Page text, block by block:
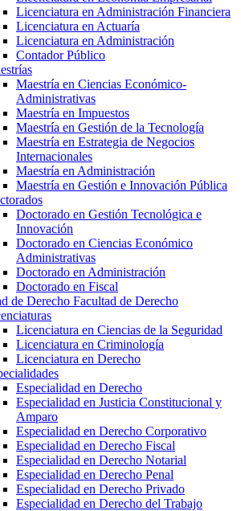
Licenciatura en Administración Financiera
Licenciatura en Actuaría
Licenciatura en Administración
Contador Público
Maestría en Ciencias Económico-
Administrativas
Maestría en Impuestos
Maestría en Gestión de la Tecnología
Maestría en Estrategia de Negocios
Internacionales
Maestría en Administración
Maestría en Gestión e Innovación Pública
Doctorado en Gestión Tecnológica e
Innovación
Doctorado en Ciencias Económico
Administrativas
Doctorado en Administración
Doctorado en Fiscal
Facultad de Derecho
Licenciatura en Ciencias de la Seguridad
Licenciatura en Criminología
Licenciatura en Derecho
Especialidad en Derecho
Especialidad en Justicia Constitucional y
Amparo
Especialidad en Derecho Corporativo
Especialidad en Derecho Fiscal
Especialidad en Derecho Notarial
Especialidad en Derecho Penal
Especialidad en Derecho Privado
Especialidad en Derecho del Trabajo